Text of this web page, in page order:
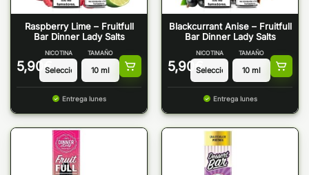
Raspberry Lime – Fruitfull
Bar Dinner Lady Salts
5,90 €
NICOTINA TAMAÑO
Entrega lunes
Blackcurrant Anise – Fruitfull
Bar Dinner Lady Salts
5,90 €
NICOTINA TAMAÑO
Entrega lunes